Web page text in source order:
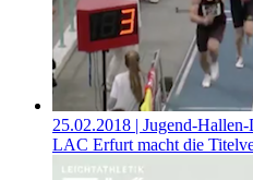
25.02.2018 | Jugend-
LAC Erfurt macht die